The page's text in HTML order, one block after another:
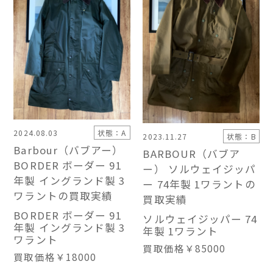
2024.08.03 状態：A
Barbour（バブアー）
BORDER ボーダー 91
年製 イングランド製 3
ワラントの買取実績
BORDER ボーダー 91
年製 イングランド製 3
ワラント
買取価格 ￥18000
2023.11.27 状態：B
BARBOUR（バブア
ー） ソルウェイジッパ
ー 74年製 1ワラントの
買取実績
ソルウェイジッパー 74
年製 1ワラント
買取価格 ￥85000